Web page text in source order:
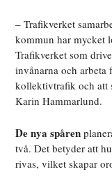
– Trafikverket
kommun har mycket
Trafikverket som
invånarna och arbeta
kollektivtrafik och att
Karin Hammarlund.
De nya spåren
två. Det betyder att
rivas, vilket skapar